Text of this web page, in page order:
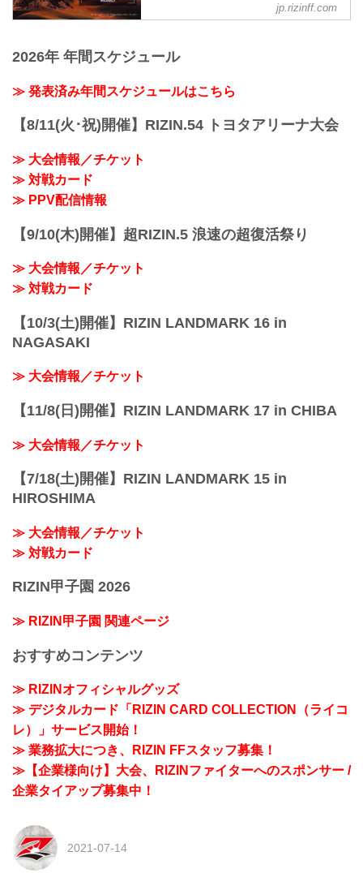
第10試合／スペシャルワンマッチ 朝倉未
ケ / Mikuru Asakura vs. Kleber Koike -
youtu.be
RIZIN MMAルール：5分 3R（66.0kg）
※肘あり
第9試合／那須川天心vs.3...
jp.rizinff.com
2026年 年間スケジュール
≫ 発表済み年間スケジュールはこちら
【8/11(火･祝)開催】RIZIN.54 トヨタアリーナ大会
≫ 大会情報／チケット
≫ 対戦カード
≫ PPV配信情報
【9/10(木)開催】超RIZIN.5 浪速の超復活祭り
≫ 大会情報／チケット
≫ 対戦カード
【10/3(土)開催】RIZIN LANDMARK 16 in
NAGASAKI
≫ 大会情報／チケット
【11/8(日)開催】RIZIN LANDMARK 17 in CHIBA
≫ 大会情報／チケット
【7/18(土)開催】RIZIN LANDMARK 15 in
HIROSHIMA
≫ 大会情報／チケット
≫ 対戦カード
RIZIN甲子園 2026
≫ RIZIN甲子園 関連ページ
おすすめコンテンツ
≫ RIZINオフィシャルグッズ
≫ デジタルカード「RIZIN CARD COLLECTION（ライコ
レ）」サービス開始！
≫ 業務拡大につき、RIZIN FFスタッフ募集！
≫【企業様向け】大会、RIZINファイターへのスポンサー /
企業タイアップ募集中！
2021-07-14